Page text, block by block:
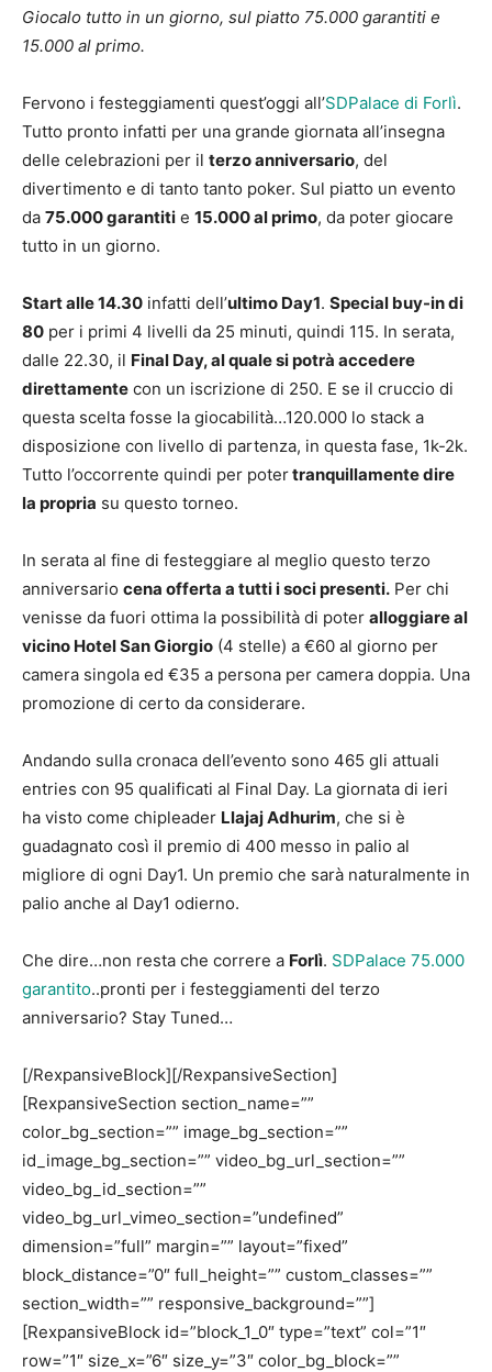
Giocalo tutto in un giorno, sul piatto 75.000 garantiti e
15.000 al primo.
Fervono i festeggiamenti quest’oggi all’SDPalace di Forlì.
Tutto pronto infatti per una grande giornata all’insegna
delle celebrazioni per il terzo anniversario, del
divertimento e di tanto tanto poker. Sul piatto un evento
da 75.000 garantiti e 15.000 al primo, da poter giocare
tutto in un giorno.
Start alle 14.30 infatti dell’ultimo Day1. Special buy-in di
80 per i primi 4 livelli da 25 minuti, quindi 115. In serata,
dalle 22.30, il Final Day, al quale si potrà accedere
direttamente con un iscrizione di 250. E se il cruccio di
questa scelta fosse la giocabilità…120.000 lo stack a
disposizione con livello di partenza, in questa fase, 1k-2k.
Tutto l’occorrente quindi per potertranquillamente dire
la propria su questo torneo.
In serata al fine di festeggiare al meglio questo terzo
anniversario cena offerta a tutti i soci presenti. Per chi
venisse da fuori ottima la possibilità di poter alloggiare al
vicino Hotel San Giorgio (4 stelle) a €60 al giorno per
camera singola ed €35 a persona per camera doppia. Una
promozione di certo da considerare.
Andando sulla cronaca dell’evento sono 465 gli attuali
entries con 95 qualificati al Final Day. La giornata di ieri
ha visto come chipleader Llajaj Adhurim, che si è
guadagnato così il premio di 400 messo in palio al
migliore di ogni Day1. Un premio che sarà naturalmente in
palio anche al Day1 odierno.
Che dire…non resta che correre a Forlì. SDPalace 75.000
garantito..pronti per i festeggiamenti del terzo
anniversario? Stay Tuned…
[/RexpansiveBlock][/RexpansiveSection]
[RexpansiveSection section_name=””
color_bg_section=”” image_bg_section=””
id_image_bg_section=”” video_bg_url_section=””
video_bg_id_section=””
video_bg_url_vimeo_section=”undefined”
dimension=”full” margin=”” layout=”fixed”
block_distance=”0″ full_height=”” custom_classes=””
section_width=”” responsive_background=””]
[RexpansiveBlock id=”block_1_0″ type=”text” col=”1″
row=”1″ size_x=”6″ size_y=”3″ color_bg_block=””